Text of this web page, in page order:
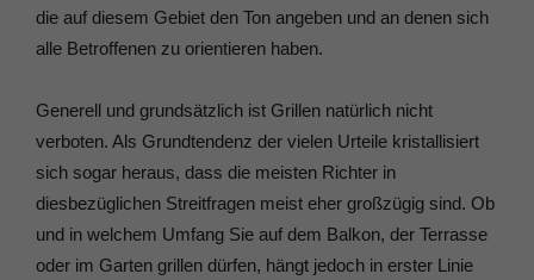
die auf diesem Gebiet den Ton angeben und an denen sich
alle Betroffenen zu orientieren haben.
Generell und grundsätzlich ist Grillen natürlich nicht
verboten. Als Grundtendenz der vielen Urteile kristallisiert
sich sogar heraus, dass die meisten Richter in
diesbezüglichen Streitfragen meist eher großzügig sind. Ob
und in welchem Umfang Sie auf dem Balkon, der Terrasse
oder im Garten grillen dürfen, hängt jedoch in erster Linie